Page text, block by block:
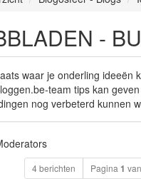
-
waar je onderling ideeën
team tips kan
nog verbeterd kunnen
4 berichten Pagina 1 van